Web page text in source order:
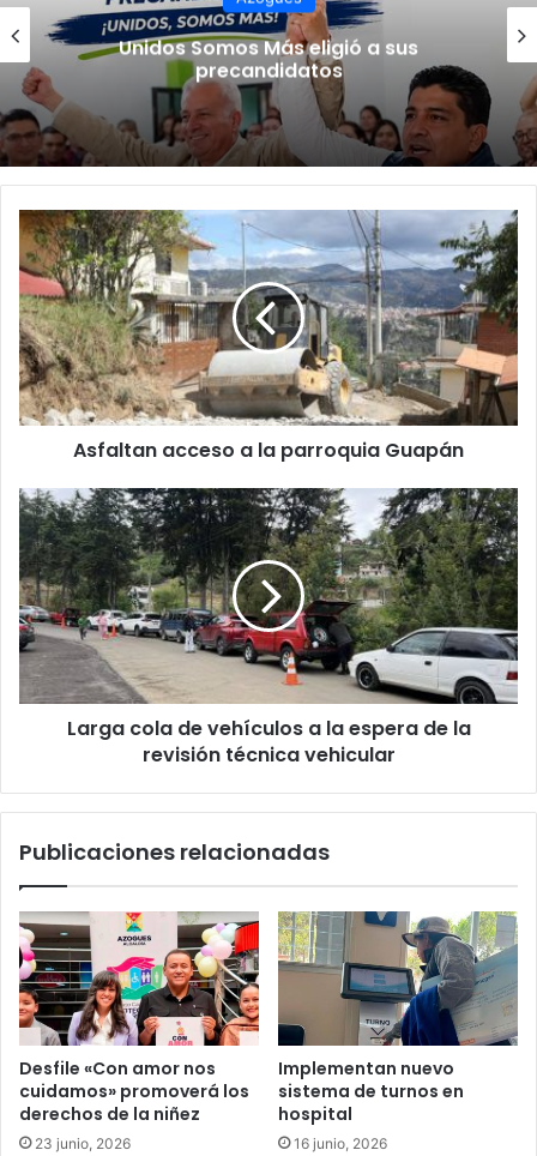
Unidos Somos Más eligió a sus
precandidatos
Asfaltan acceso a la parroquia Guapán
Larga cola de vehículos a la espera de la
revisión técnica vehicular
Publicaciones relacionadas
Desfile «Con amor nos
cuidamos» promoverá los
derechos de la niñez
23 junio, 2026
Implementan nuevo
sistema de turnos en
hospital
16 junio, 2026